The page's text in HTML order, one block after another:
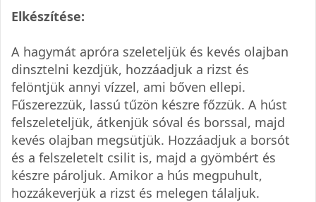
Elkészítése:
A hagymát apróra szeleteljük és kevés olajban
dinsztelni kezdjük, hozzáadjuk a rizst és
felöntjük annyi vízzel, ami bőven ellepi.
Fűszerezzük, lassú tűzön készre főzzük. A húst
felszeleteljük, átkenjük sóval és borssal, majd
kevés olajban megsütjük. Hozzáadjuk a borsót
és a felszeletelt csilit is, majd a gyömbért és
készre pároljuk. Amikor a hús megpuhult,
hozzákeverjük a rizst és melegen tálaljuk.